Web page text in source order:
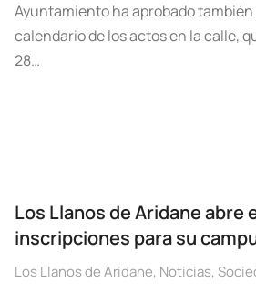
Ayuntamiento ha aprobado
calendario de los actos en la calle,
28…
Los Llanos de Aridane abre
inscripciones para su
Los Llanos de Aridane, Noticias,